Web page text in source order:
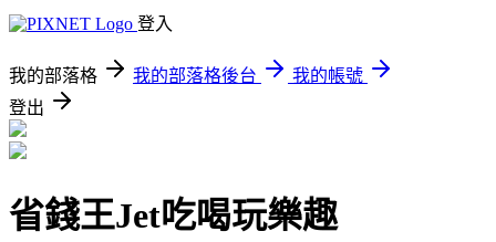
登入
我的部落格 我的部落格後台
我的帳號
登出
省錢王Jet吃喝玩樂趣